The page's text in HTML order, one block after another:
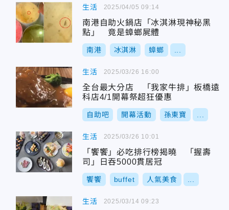
生活
南港自助火鍋店「冰淇淋現神秘黑
點」 竟是蟑螂屍體
南港 冰淇淋 蟑螂
2025/04/05 09:14
生活
全台最大分店 「我家牛排」板橋遠
科店4/1開幕祭超狂優惠
自助吧 開幕活動 孫東寶
2025/03/26 16:00
生活
「饗饗」必吃排行榜揭曉 「握壽
司」日吞5000貫居冠
饗饗 buffet 人氣美食
2025/03/26 10:01
生活 2025/03/14 09:23